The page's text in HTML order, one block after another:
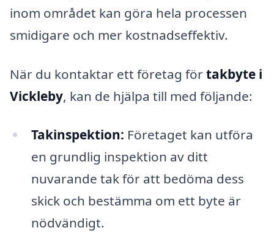
inom området kan göra hela processen
smidigare och mer kostnadseffektiv.
När du kontaktar ett företag förtakbyte i
Vickleby, kan de hjälpa till med följande:
Takinspektion: Företaget kan utföra
en grundlig inspektion av ditt
nuvarande tak för att bedöma dess
skick och bestämma om ett byte är
nödvändigt.